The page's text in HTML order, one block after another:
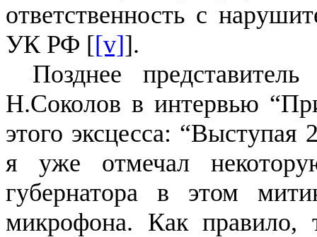
ответственность с
УК РФ [[v]].
Позднее
Н.Соколов в интервью
этого эксцесса:
я уже отмечал
губернатора в этом
микрофона. Как правило,